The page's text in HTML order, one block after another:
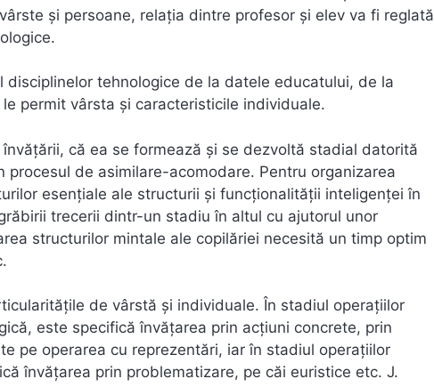
şi persoane, relaţia dintre profesor şi elev va fi reglată
tehnologice de la datele educatului, de la
permit vârsta şi caracteristicile individuale.
că ea se formează şi se dezvoltă stadial datorită
de asimilare-acomodare. Pentru organizarea
esenţiale ale structurii şi funcţionalităţii inteligenţei în
trecerii dintr-un stadiu în altul cu ajutorul unor
structurilor mintale ale copilăriei necesită un timp optim
de vârstă şi individuale. În stadiul operaţiilor
este specifică învăţarea prin acţiuni concrete, prin
pe operarea cu reprezentări, iar în stadiul operaţiilor
învăţarea prin problematizare, pe căi euristice etc. J.